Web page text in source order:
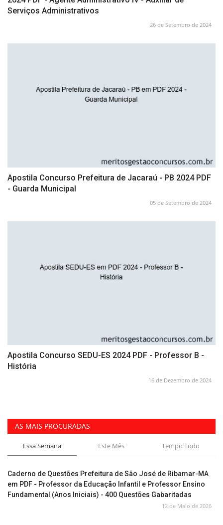
Serviços Administrativos
26 de Setembro de 2024
Apostila Concurso Prefeitura de Jacaraú - PB 2024 PDF
- Guarda Municipal
05 de Setembro de 2024
Apostila Concurso SEDU-ES 2024 PDF - Professor B -
História
16 de Dezembro de 2024
AS MAIS PROCURADAS
Essa Semana Este Mês Tempo Todo
Caderno de Questões Prefeitura de São José de Ribamar-MA
em PDF - Professor da Educação Infantil e Professor Ensino
Fundamental (Anos Iniciais) - 400 Questões Gabaritadas
12 de Maio de 2026